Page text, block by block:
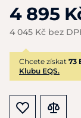
4 895
4 045 Kč bez
Chcete získat 73
Klubu EQS.